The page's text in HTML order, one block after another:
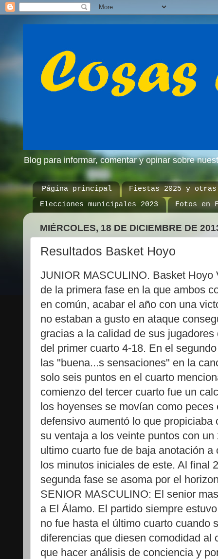
Blog para informar, comentar y opinar sobre
Página principal
Fiestas 2025 y otras
Elecciones municipales 2023
Fotos en
MIÉRCOLES, 18 DE DICIEMBRE DE
Resultados Basket Hoyo
JUNIOR MASCULINO. Basket Hoyo
de la primera fase en la que ambos
en común, acabar el año con una
no estaban a gusto en ataque
gracias a la calidad de sus
del primer cuarto 4-18. En el
las "buena...s sensaciones" en la
solo seis puntos en el cuarto
comienzo del tercer cuarto fue un
los hoyenses se movían como
defensivo aumentó lo que
su ventaja a los veinte puntos con
ultimo cuarto fue de baja anotación
los minutos iniciales de este. Al final
segunda fase se asoma por el
SENIOR MASCULINO: El senior
a El Álamo. El partido siempre
no fue hasta el último cuarto cuando
diferencias que diesen comodidad al
que hacer análisis de conciencia y